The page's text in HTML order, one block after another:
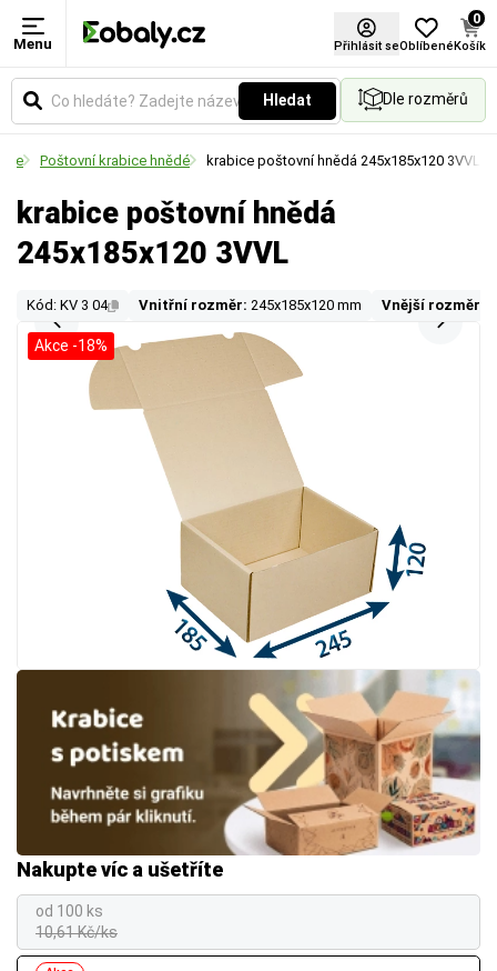
Menu Přihlásit seOblíbené
0
Košík
Hledat Dle rozměrů
Poštovní krabice hnědé krabice poštovní hnědá 245x185x120 3VVL
krabice poštovní hnědá
245x185x120 3VVL
Kód: KV 3 04 Vnitřní rozměr: 245x185x120 mm Vnější rozměr:
Nakupte víc a ušetříte
od 100 ks
10,61 Kč/ks
Akce -18%